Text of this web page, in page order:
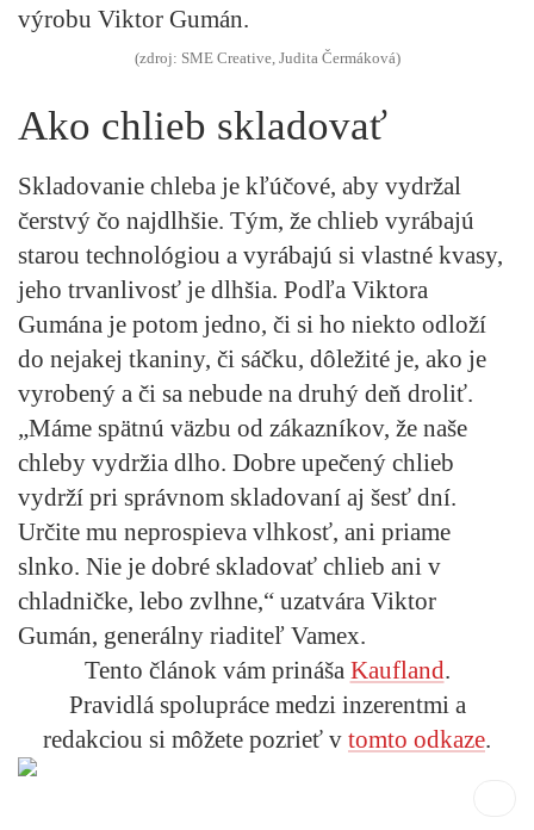
výrobu Viktor Gumán.
(zdroj: SME Creative, Judita Čermáková)
Ako chlieb skladovať
Skladovanie chleba je kľúčové, aby vydržal
čerstvý čo najdlhšie. Tým, že chlieb vyrábajú
starou technológiou a vyrábajú si vlastné kvasy,
jeho trvanlivosť je dlhšia. Podľa Viktora
Gumána je potom jedno, či si ho niekto odloží
do nejakej tkaniny, či sáčku, dôležité je, ako je
vyrobený a či sa nebude na druhý deň droliť.
„Máme spätnú väzbu od zákazníkov, že naše
chleby vydržia dlho. Dobre upečený chlieb
vydrží pri správnom skladovaní aj šesť dní.
Určite mu neprospieva vlhkosť, ani priame
slnko. Nie je dobré skladovať chlieb ani v
chladničke, lebo zvlhne,“ uzatvára Viktor
Gumán, generálny riaditeľ Vamex.
Tento článok vám prináša Kaufland.
Pravidlá spolupráce medzi inzerentmi a
redakciou si môžete pozrieť v tomto odkaze.